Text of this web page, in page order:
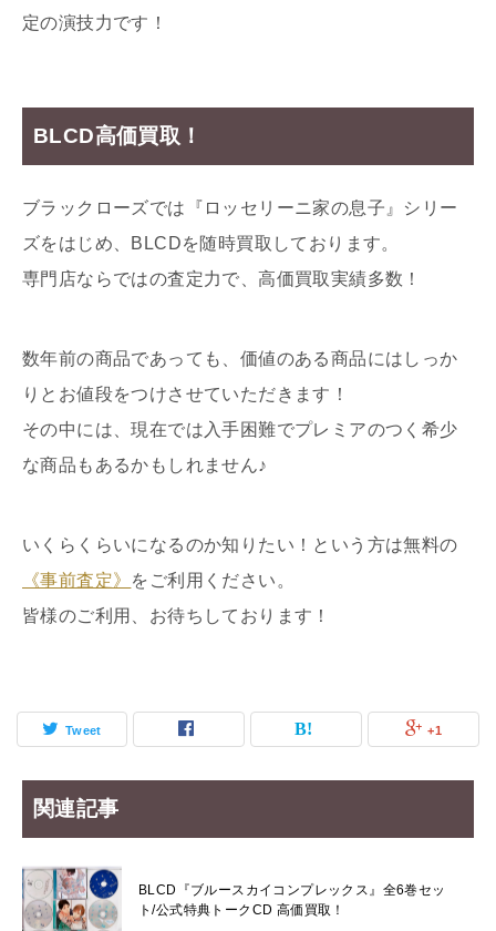
定の演技力です！
BLCD高価買取！
ブラックローズでは『ロッセリーニ家の息子』シリー
ズをはじめ、BLCDを随時買取しております。
専門店ならではの査定力で、高価買取実績多数！
数年前の商品であっても、価値のある商品にはしっか
りとお値段をつけさせていただきます！
その中には、現在では入手困難でプレミアのつく希少
な商品もあるかもしれません♪
いくらくらいになるのか知りたい！という方は無料の
《事前査定》 をご利用ください。
皆様のご利用、お待ちしております！
Tweet +1
関連記事
BLCD『ブルースカイコンプレックス』全6巻セッ
ト/公式特典トークCD 高価買取！